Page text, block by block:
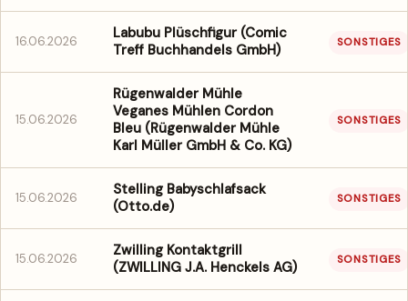
16.06.2026
Labubu Plüschfigur (Comic
Treff Buchhandels GmbH)
SONSTIGES
15.06.2026
Rügenwalder Mühle
Veganes Mühlen Cordon
Bleu (Rügenwalder Mühle
Karl Müller GmbH & Co. KG)
SONSTIGES
15.06.2026
Stelling Babyschlafsack
(Otto.de)
SONSTIGES
15.06.2026
Zwilling Kontaktgrill
(ZWILLING J.A. Henckels AG)
SONSTIGES